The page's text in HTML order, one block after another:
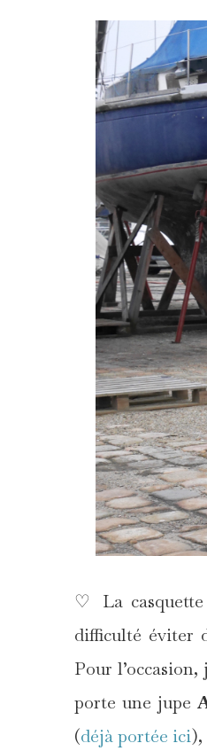
♡ La casquette
difficulté éviter
Pour
porte une jupe
(déjà portée ici),